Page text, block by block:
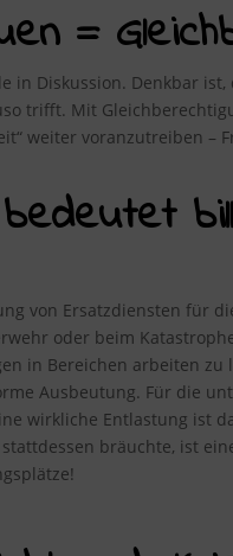
=
Diskussion. Denkbar
trifft. Mit
weiter voranzutreiben –
von Ersatzdiensten für
oder beim
in Bereichen arbeiten
Ausbeutung. Für die
wirkliche Entlastung ist
bräuchte, ist